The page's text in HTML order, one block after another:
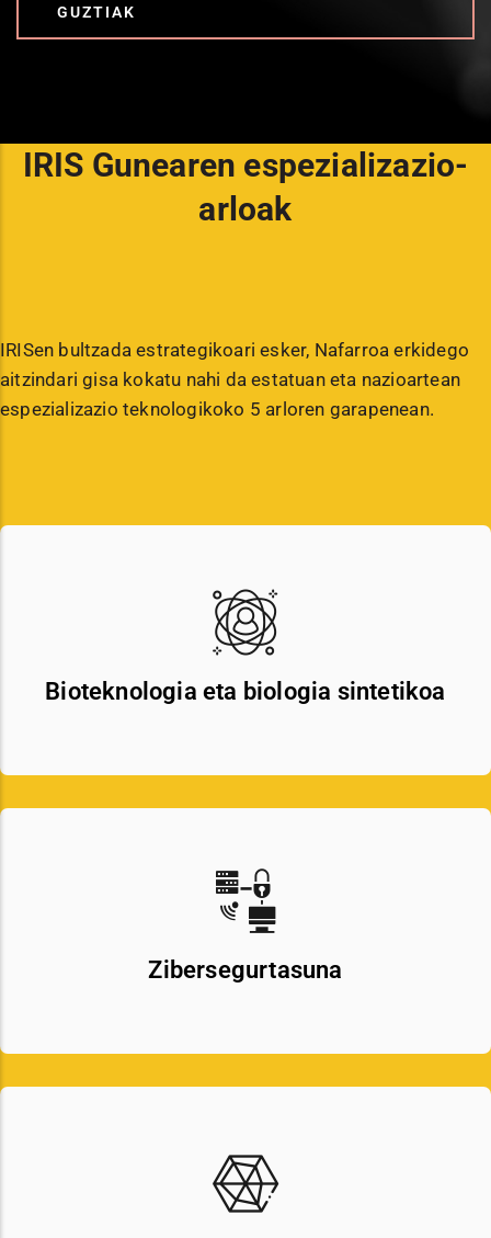
GUZTIAK
IRIS Gunearen espezializazio-
arloak
IRISen bultzada estrategikoari esker, Nafarroa erkidego
aitzindari gisa kokatu nahi da estatuan eta nazioartean
espezializazio teknologikoko 5 arloren garapenean.
Bioteknologia eta biologia sintetikoa
Zibersegurtasuna